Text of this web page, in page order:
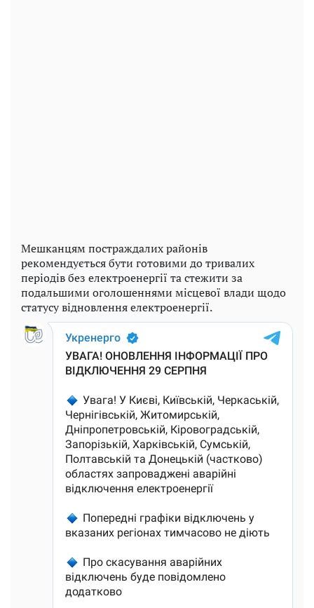
Мешканцям постраждалих районів
рекомендується бути готовими до тривалих
періодів без електроенергії та стежити за
подальшими оголошеннями місцевої влади щодо
статусу відновлення електроенергії.